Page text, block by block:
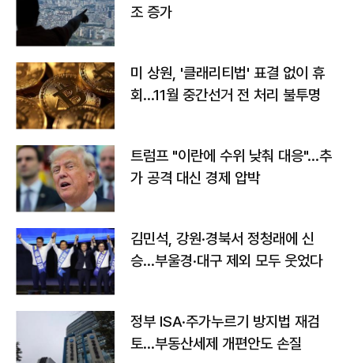
조 증가
미 상원, '클래리티법' 표결 없이 휴
회…11월 중간선거 전 처리 불투명
트럼프 "이란에 수위 낮춰 대응"…추
가 공격 대신 경제 압박
김민석, 강원·경북서 정청래에 신
승…부울경·대구 제외 모두 웃었다
정부 ISA·주가누르기 방지법 재검
토…부동산세제 개편안도 손질